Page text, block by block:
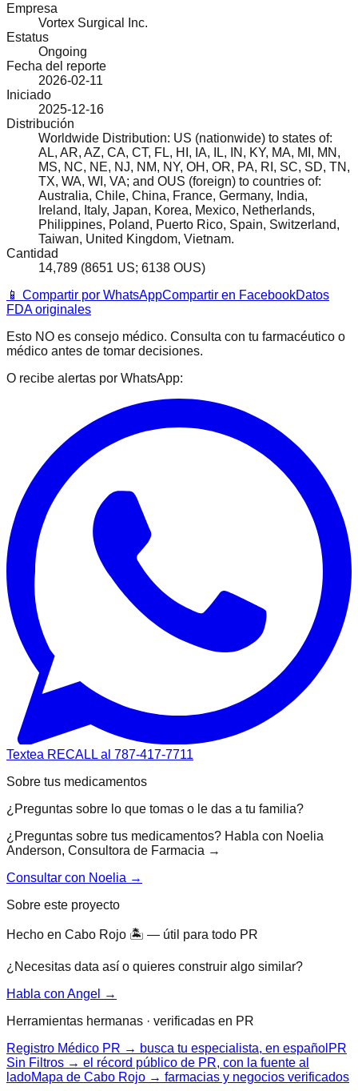
Empresa
Vortex Surgical Inc.
Estatus
Ongoing
Fecha del reporte
2026-02-11
Iniciado
2025-12-16
Distribución
Worldwide Distribution: US (nationwide) to states of:
AL, AR, AZ, CA, CT, FL, HI, IA, IL, IN, KY, MA, MI, MN,
MS, NC, NE, NJ, NM, NY, OH, OR, PA, RI, SC, SD, TN,
TX, WA, WI, VA; and OUS (foreign) to countries of:
Australia, Chile, China, France, Germany, India,
Ireland, Italy, Japan, Korea, Mexico, Netherlands,
Philippines, Poland, Puerto Rico, Spain, Switzerland,
Taiwan, United Kingdom, Vietnam.
Cantidad
14,789 (8651 US; 6138 OUS)
📱 Compartir por WhatsAppCompartir en FacebookDatos
FDA originales
Esto NO es consejo médico. Consulta con tu farmacéutico o
médico antes de tomar decisiones.
O recibe alertas por WhatsApp:
Textea RECALL al 787-417-7711
Sobre tus medicamentos
¿Preguntas sobre lo que tomas o le das a tu familia?
¿Preguntas sobre tus medicamentos? Habla con Noelia
Anderson, Consultora de Farmacia →
Consultar con Noelia →
Sobre este proyecto
Hecho en Cabo Rojo 🏝 — útil para todo PR
¿Necesitas data así o quieres construir algo similar?
Habla con Angel →
Herramientas hermanas · verificadas en PR
Registro Médico PR → busca tu especialista, en español PR
Sin Filtros → el récord público de PR, con la fuente al
ladoMapa de Cabo Rojo → farmacias y negocios verificados